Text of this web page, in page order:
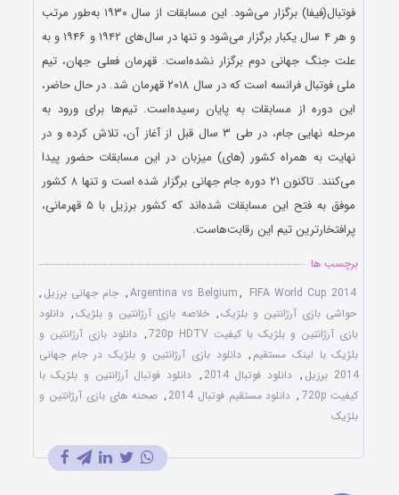
فوتبال(فیفا) برگزار می‌شود. این مسابقات از سال ۱۹۳۰ به‌طور مرتب
و هر ۴ سال یکبار برگزار می‌شود و تنها در سال‌های ۱۹۴۲ و ۱۹۴۶ و به
علت جنگ جهانی دوم برگزار نشده‌است. قهرمان فعلی جهان، تیم
ملی فوتبال فرانسه است که در سال ۲۰۱۸ قهرمان شد. در حال حاضر،
این دوره از مسابقات به پایان رسیده‌است. تیم‌ها برای ورود به
مرحله نهایی جام، در طی ۳ سال قبل از آغاز آن، تلاش کرده و در
نهایت به همراه کشور (های) میزبان در این مسابقات حضور پیدا
می‌کنند. تاکنون ۲۱ دوره جام جهانی برگزار شده‌ است و تنها ۸ کشور
موفق به فتح این مسابقات شده‌اند که کشور برزیل با ۵ قهرمانی،
پرافتخارترین تیم این رقابت‌هاست.
برچسب ها
Argentina vs Belgium, FIFA World Cup 2014
, جام جهانی برزیل ,
حواشی بازی آرژانتین و بلژیک, خلاصه بازی آرژانتین و بلژیک, دانلود
بازی آرژانتین و بلژیک با کیفیت 720p HDTV
, دانلود بازی آرژانتین و
بلژیک با لینک مستقیم , دانلود بازی آرژانتین و بلژیک در جام جهانی
2014 برزیل
, دانلود فوتبال 2014 , دانلود فوتبال آرژانتین و بلژیک با
کیفیت 720p
, دانلود مستقیم فوتبال 2014 , صحنه های بازی آرژانتین و
بلژیک